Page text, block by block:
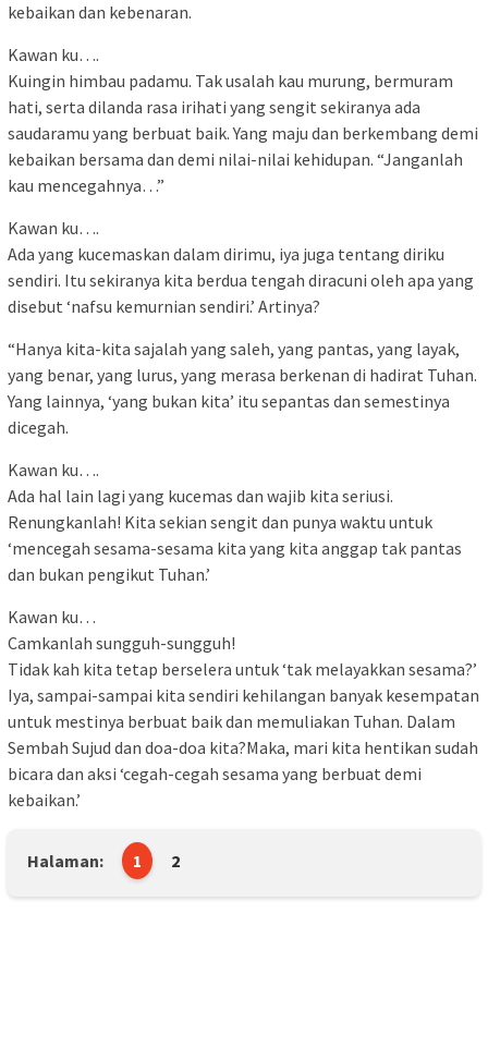
kebaikan dan kebenaran.
Kawan ku….
Kuingin himbau padamu. Tak usalah kau murung, bermuram
hati, serta dilanda rasa irihati yang sengit sekiranya ada
saudaramu yang berbuat baik. Yang maju dan berkembang demi
kebaikan bersama dan demi nilai-nilai kehidupan. “Janganlah
kau mencegahnya…”
Kawan ku….
Ada yang kucemaskan dalam dirimu, iya juga tentang diriku
sendiri. Itu sekiranya kita berdua tengah diracuni oleh apa yang
disebut ‘nafsu kemurnian sendiri.’ Artinya?
“Hanya kita-kita sajalah yang saleh, yang pantas, yang layak,
yang benar, yang lurus, yang merasa berkenan di hadirat Tuhan.
Yang lainnya, ‘yang bukan kita’ itu sepantas dan semestinya
dicegah.
Kawan ku….
Ada hal lain lagi yang kucemas dan wajib kita seriusi.
Renungkanlah! Kita sekian sengit dan punya waktu untuk
‘mencegah sesama-sesama kita yang kita anggap tak pantas
dan bukan pengikut Tuhan.’
Kawan ku…
Camkanlah sungguh-sungguh!
Tidak kah kita tetap berselera untuk ‘tak melayakkan sesama?’
Iya, sampai-sampai kita sendiri kehilangan banyak kesempatan
untuk mestinya berbuat baik dan memuliakan Tuhan. Dalam
Sembah Sujud dan doa-doa kita?Maka, mari kita hentikan sudah
bicara dan aksi ‘cegah-cegah sesama yang berbuat demi
kebaikan.’
Halaman: 1 2